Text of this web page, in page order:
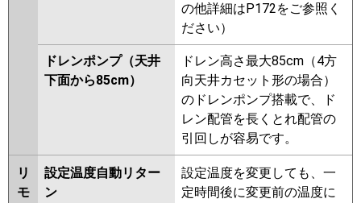
の他詳細はP172をご参照く
ださい）
ドレンポンプ（天井
下面から85cm）
ドレン高さ最大85cm（4方
向天井カセット形の場合）
のドレンポンプ搭載で、ド
レン配管を長くとれ配管の
引回しが容易です。
リ
モ
設定温度自動リター
ン
設定温度を変更しても、一
定時間後に変更前の温度に